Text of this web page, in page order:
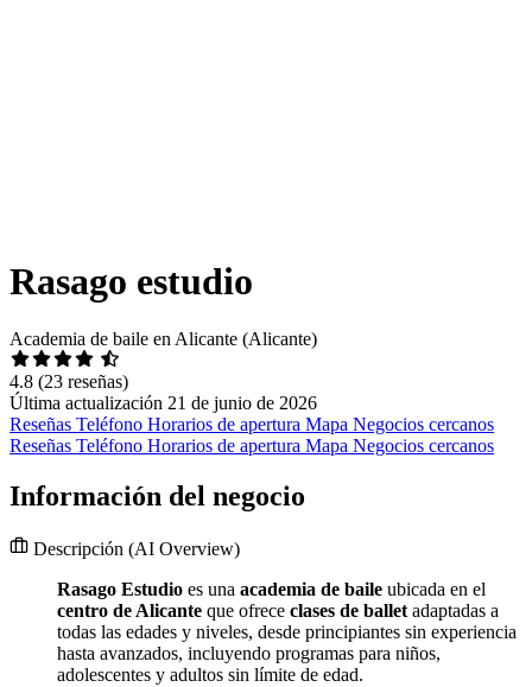
Rasago estudio
Academia de baile en Alicante (Alicante)
4.8 (23 reseñas)
Última actualización 21 de junio de 2026
Reseñas Teléfono Horarios de apertura Mapa Negocios cercanos
Reseñas Teléfono Horarios de apertura Mapa Negocios cercanos
Información del negocio
Descripción (AI Overview)
Rasago Estudio es una academia de baile ubicada en el
centro de Alicante que ofrece clases de ballet adaptadas a
todas las edades y niveles, desde principiantes sin experiencia
hasta avanzados, incluyendo programas para niños,
adolescentes y adultos sin límite de edad.